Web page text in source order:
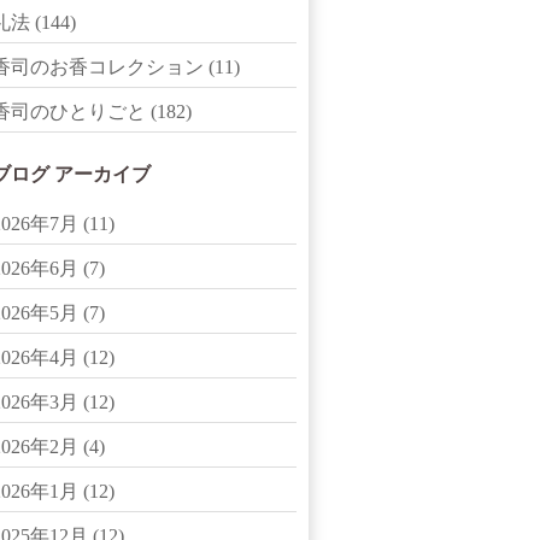
法 (144)
司のお香コレクション (11)
司のひとりごと (182)
ログ アーカイブ
年7月 (11)
年6月 (7)
年5月 (7)
年4月 (12)
年3月 (12)
年2月 (4)
年1月 (12)
年12月 (12)